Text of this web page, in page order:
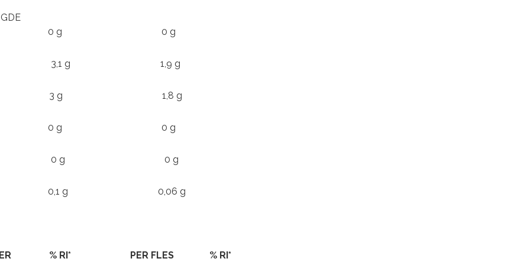
0 g 0 g
3,1 g 1,9 g
SUIKERS 3 g 1,8 g
0 g 0 g
0 g 0 g
0,1 g 0,06 g
PER % RI* PER FLES % RI*